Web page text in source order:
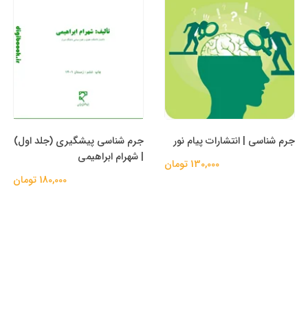
جرم شناسی | انتشارات پیام نور
130,000 تومان
جرم شناسی پیشگیری (جلد اول)
| شهرام ابراهیمی
180,000 تومان